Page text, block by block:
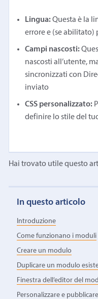
Lingua:Questa è la
errore e (se abilitato)
Campi nascosti:
nascosti all’utente,
sincronizzati con
inviato
CSS personalizzato:
definire lo stile del
Hai trovato utile questo
In questo articolo
Introduzione
Come funzionano i moduli
Creare un modulo
Duplicare un modulo
Finestra dell’editor del
Personalizzare e